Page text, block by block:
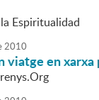
Espiritualidad
2010
viatge en xarxa